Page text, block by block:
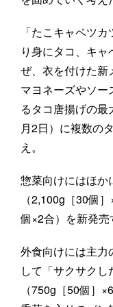
「たこキャベツ
り身にタコ、キ
ぜ、衣を付けた新
マヨネーズやソ
るタコ唐揚げの
月2日）に複数の
え。
惣菜向けにはほか
（2,100g［30個
個×2合）を新発売
外食向けには主力
して「サクサクし
（750g［50個］